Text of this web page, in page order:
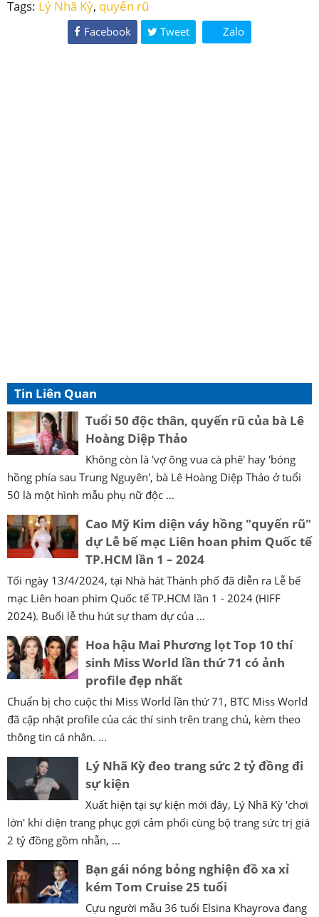
Tags: Lý Nhã Kỳ, quyến rũ
Facebook Tweet Zalo
Tin Liên Quan
Tuổi 50 độc thân, quyến rũ của bà Lê
Hoàng Diệp Thảo
Không còn là 'vợ ông vua cà phê' hay 'bóng
hồng phía sau Trung Nguyên', bà Lê Hoàng Diệp Thảo ở tuổi
50 là một hình mẫu phụ nữ độc ...
Cao Mỹ Kim diện váy hồng "quyến rũ"
dự Lễ bế mạc Liên hoan phim Quốc tế
TP.HCM lần 1 – 2024
Tối ngày 13/4/2024, tại Nhà hát Thành phố đã diễn ra Lễ bế
mạc Liên hoan phim Quốc tế TP.HCM lần 1 - 2024 (HIFF
2024). Buổi lễ thu hút sự tham dự của ...
Hoa hậu Mai Phương lọt Top 10 thí
sinh Miss World lần thứ 71 có ảnh
profile đẹp nhất
Chuẩn bị cho cuộc thi Miss World lần thứ 71, BTC Miss World
đã cập nhật profile của các thí sinh trên trang chủ, kèm theo
thông tin cá nhân. ...
Lý Nhã Kỳ đeo trang sức 2 tỷ đồng đi
sự kiện
Xuất hiện tại sự kiện mới đây, Lý Nhã Kỳ 'chơi
lớn' khi diện trang phục gợi cảm phối cùng bộ trang sức trị giá
2 tỷ đồng gồm nhẫn, ...
Bạn gái nóng bỏng nghiện đồ xa xỉ
kém Tom Cruise 25 tuổi
Cựu người mẫu 36 tuổi Elsina Khayrova đang